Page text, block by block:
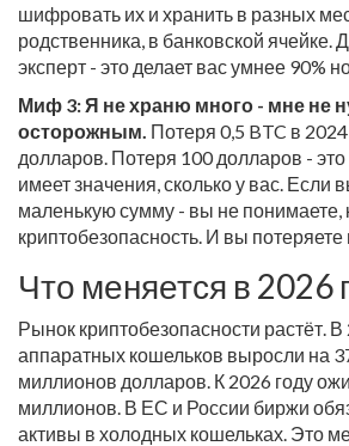
шифровать их и хранить в разных
родственника, в банковской ячейке.
эксперт - это делает вас умнее 90%
Миф 3: Я не храню много - мне не
осторожным. Потеря 0,5 BTC в
долларов. Потеря 100 долларов -
имеет значения, сколько у вас. Если
маленькую сумму - вы не понимаете,
криптобезопасность. И вы
Что меняется в 2026
Рынок криптобезопасности растёт.
аппаратных кошельков выросли на
миллионов долларов. К 2026 году
миллионов. В ЕС и России биржи
активы в холодных кошельках. Это